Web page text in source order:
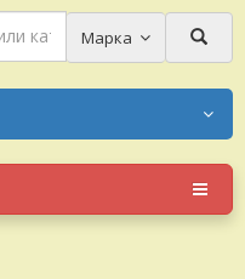
Марка